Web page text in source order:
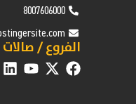
8007606000
الفروع /